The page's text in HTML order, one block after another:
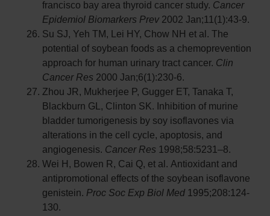
francisco bay area thyroid cancer study. Cancer
Epidemiol Biomarkers Prev2002 Jan;11(1):43-9.
Su SJ, Yeh TM, Lei HY, Chow NH et al. The
potential of soybean foods as a chemoprevention
approach for human urinary tract cancer. Clin
Cancer Res 2000 Jan;6(1):230-6.
Zhou JR, Mukherjee P, Gugger ET, Tanaka T,
Blackburn GL, Clinton SK. Inhibition of murine
bladder tumorigenesis by soy isoflavones via
alterations in the cell cycle, apoptosis, and
angiogenesis. Cancer Res 1998;58:5231–8.
Wei H, Bowen R, Cai Q, et al. Antioxidant and
antipromotional effects of the soybean isoflavone
genistein. Proc Soc Exp Biol Med 1995;208:124-
130.